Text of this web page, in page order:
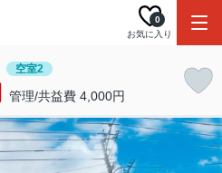
お気に入り
0
空室2
管理/共益費 4,000円